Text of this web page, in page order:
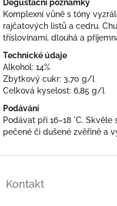
Degustační poznámky
Komplexní vůně s tóny
rajčatových listů a cedru.
tříslovinami, dlouhá a
Technické údaje
Alkohol: 14%
Zbytkový cukr: 3,70 g/l
Celková kyselost: 6,85 g/l
Podávání
Podávat při 16–18 °C.
pečené či dušené zvěřině a
Kontakt